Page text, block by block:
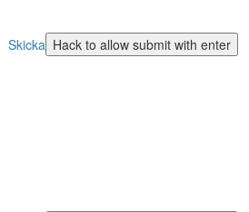
Skicka